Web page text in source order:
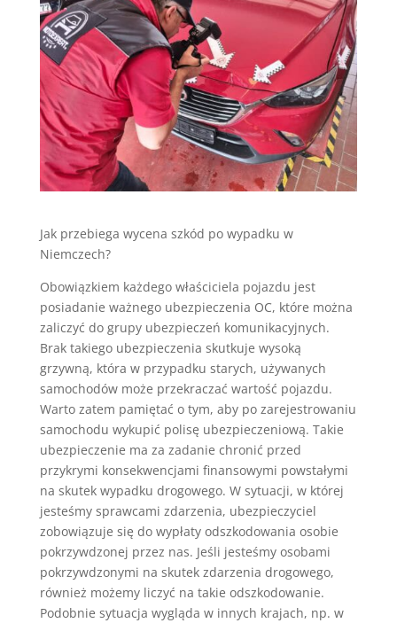
Jak przebiega wycena szkód po wypadku w
Niemczech?
Obowiązkiem każdego właściciela pojazdu jest
posiadanie ważnego ubezpieczenia OC, które można
zaliczyć do grupy ubezpieczeń komunikacyjnych.
Brak takiego ubezpieczenia skutkuje wysoką
grzywną, która w przypadku starych, używanych
samochodów może przekraczać wartość pojazdu.
Warto zatem pamiętać o tym, aby po zarejestrowaniu
samochodu wykupić polisę ubezpieczeniową. Takie
ubezpieczenie ma za zadanie chronić przed
przykrymi konsekwencjami finansowymi powstałymi
na skutek wypadku drogowego. W sytuacji, w której
jesteśmy sprawcami zdarzenia, ubezpieczyciel
zobowiązuje się do wypłaty odszkodowania osobie
pokrzywdzonej przez nas. Jeśli jesteśmy osobami
pokrzywdzonymi na skutek zdarzenia drogowego,
również możemy liczyć na takie odszkodowanie.
Podobnie sytuacja wygląda w innych krajach, np. w